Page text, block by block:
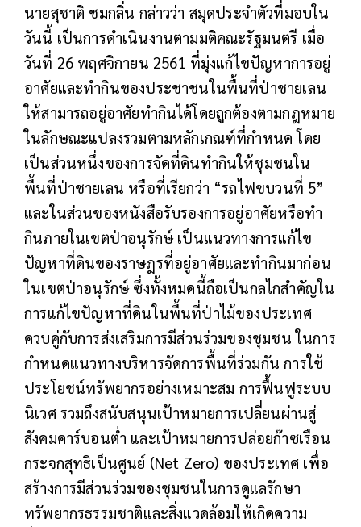
นายสุชาติ ชมกลิ่น กล่าวว่า สมุดประจำตัวที่มอบใน
วันนี้ เป็นการดำเนินงานตามมติคณะรัฐมนตรี เมื่อ
วันที่ 26 พฤศจิกายน 2561 ที่มุ่งแก้ไขปัญหาการอยู่
อาศัยและทำกินของประชาชนในพื้นที่ป่าชายเลน
ให้สามารถอยู่อาศัยทำกินได้โดยถูกต้องตามกฎหมาย
ในลักษณะแปลงรวมตามหลักเกณฑ์ที่กำหนด โดย
เป็นส่วนหนึ่งของการจัดที่ดินทำกินให้ชุมชนใน
พื้นที่ป่าชายเลน หรือที่เรียกว่า “รถไฟขบวนที่ 5”
และในส่วนของหนังสือรับรองการอยู่อาศัยหรือทำ
กินภายในเขตป่าอนุรักษ์ เป็นแนวทางการแก้ไข
ปัญหาที่ดินของราษฎรที่อยู่อาศัยและทำกินมาก่อน
ในเขตป่าอนุรักษ์ ซึ่งทั้งหมดนี้ถือเป็นกลไกสำคัญใน
การแก้ไขปัญหาที่ดินในพื้นที่ป่าไม้ของประเทศ
ควบคู่กับการส่งเสริมการมีส่วนร่วมของชุมชน ในการ
กำหนดแนวทางบริหารจัดการพื้นที่ร่วมกัน การใช้
ประโยชน์ทรัพยากรอย่างเหมาะสม การฟื้นฟูระบบ
นิเวศ รวมถึงสนับสนุนเป้าหมายการเปลี่ยนผ่านสู่
สังคมคาร์บอนต่ำ และเป้าหมายการปล่อยก๊าซเรือน
กระจกสุทธิเป็นศูนย์ (Net Zero) ของประเทศ เพื่อ
สร้างการมีส่วนร่วมของชุมชนในการดูแลรักษา
ทรัพยากรธรรมชาติและสิ่งแวดล้อมให้เกิดความ